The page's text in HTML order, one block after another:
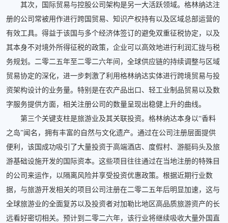
其次，国际贸易与控股公司架构是另一大活跃领域。格林纳达注
册的公司常被用作进行跨国贸易、知识产权持有以及区域总部运营的
有效工具。得益于该国与多个经济体签订的避免双重征税协定，以及
其本身不对境外所得征税的政策，企业可以高效地进行利润汇拢与税
务规划。二零二五年至二零二六年间，全球供应链的持续调整与区域
贸易协定的深化，进一步刺激了利用格林纳达实体进行跨境贸易与投
资架构设计的业务量。特别是在农产品出口、轻工业制品贸易以及数
字服务提供方面，相关注册公司的数量呈现出稳健上升的曲线。
第三个关键支柱是旅游业及其关联投资。格林纳达本身以“香料
之岛”闻名，拥有丰富的自然与文化遗产。通过在公司注册层面提供
便利，该国成功吸引了大量投资于高端酒店、度假村、游艇码头及旅
游基础设施开发的国际资本。这些项目往往通过在当地注册的特殊目
的公司来运作，以隔离风险并享受投资优惠政策。根据近期行业数
据，与旅游开发相关的项目公司注册在二零二五年后明显加速，这与
全球旅游业的全面复苏以及投资者对加勒比地区高品质旅游资产的长
远看好密切相关。预计到二零二六年，该行业将继续吸收大量外国直